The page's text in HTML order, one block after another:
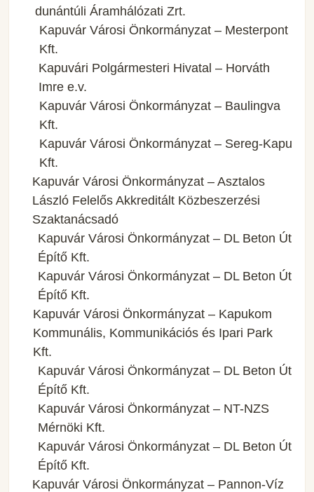
dunántúli Áramhálózati Zrt.
Kapuvár Városi Önkormányzat – Mesterpont
Kft.
Kapuvári Polgármesteri Hivatal – Horváth
Imre e.v.
Kapuvár Városi Önkormányzat – Baulingva
Kft.
Kapuvár Városi Önkormányzat – Sereg-Kapu
Kft.
Kapuvár Városi Önkormányzat – Asztalos
László Felelős Akkreditált Közbeszerzési
Szaktanácsadó
Kapuvár Városi Önkormányzat – DL Beton Út
Építő Kft.
Kapuvár Városi Önkormányzat – DL Beton Út
Építő Kft.
Kapuvár Városi Önkormányzat – Kapukom
Kommunális, Kommunikációs és Ipari Park
Kft.
Kapuvár Városi Önkormányzat – DL Beton Út
Építő Kft.
Kapuvár Városi Önkormányzat – NT-NZS
Mérnöki Kft.
Kapuvár Városi Önkormányzat – DL Beton Út
Építő Kft.
Kapuvár Városi Önkormányzat – Pannon-Víz